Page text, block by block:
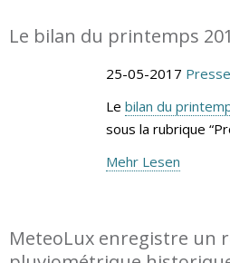
Le bilan du printemps
25-05-2017
Le bilan du
sous la rubrique
Mehr Lesen
MeteoLux enregistre un